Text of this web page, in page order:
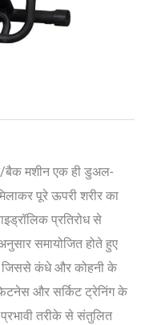
बैक मशीन एक ही डुअल-
पूरे ऊपरी शरीर का
प्रतिरोध से
समायोजित होते हुए
जिससे कंधे और कोहनी के
फिटनेस और सर्किट ट्रेनिंग के
तरीके से संतुलित